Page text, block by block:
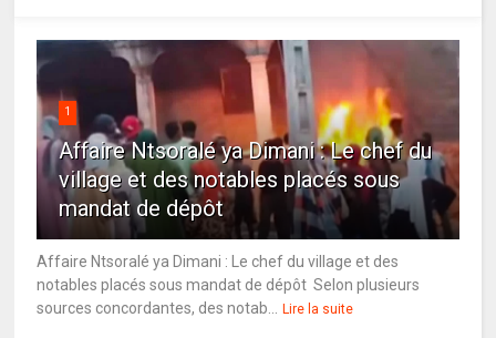
1
Affaire Ntsoralé ya Dimani : Le chef du
village et des notables placés sous
mandat de dépôt
Affaire Ntsoralé ya Dimani : Le chef du village et des
notables placés sous mandat de dépôt Selon plusieurs
sources concordantes, des notab...
Lire la suite